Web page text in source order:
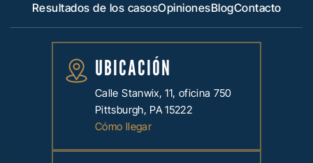
Resultados de los casosOpinionesBlogContacto
UBICACIÓN
Calle Stanwix, 11, oficina 750
Pittsburgh, PA 15222
Cómo llegar